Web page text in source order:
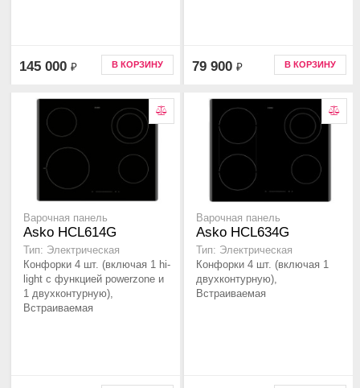
145 000 ₽ В КОРЗИНУ 79 900 ₽ В КОРЗИНУ
Варочная панель
Asko HCL614G
Тип: Электрическая
Конфорки 4 шт. (включая 1 hi-
light с функцией powerzone и
1 двухконтурную),
Встраиваемая
Варочная панель
Asko HCL634G
Тип: Электрическая
Конфорки 4 шт. (включая 1
двухконтурную),
Встраиваемая